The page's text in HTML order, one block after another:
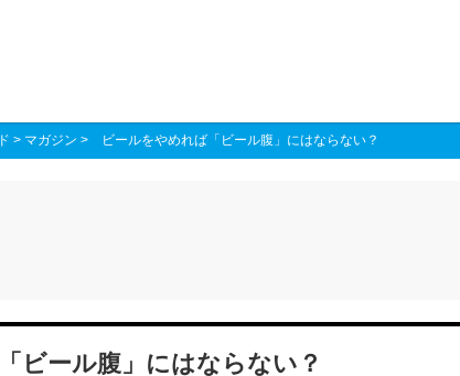
> マガジン > ビールをやめれば「ビール腹」にはならない？
ビール腹」にはならない？